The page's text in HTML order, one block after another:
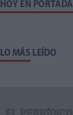
HOY EN PORTADA
LO MÁS LEÍDO